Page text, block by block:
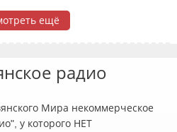
ещё
радио
Мира некоммерческое
у которого НЕТ